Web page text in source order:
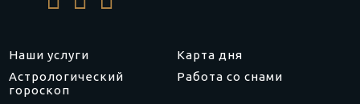
Наши услуги
Карта дня
Астрологический
гороскоп
Работа со снами